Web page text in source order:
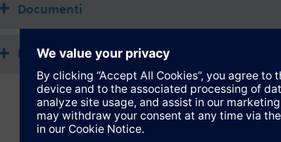
Documenti
Riepilogo Tecnico